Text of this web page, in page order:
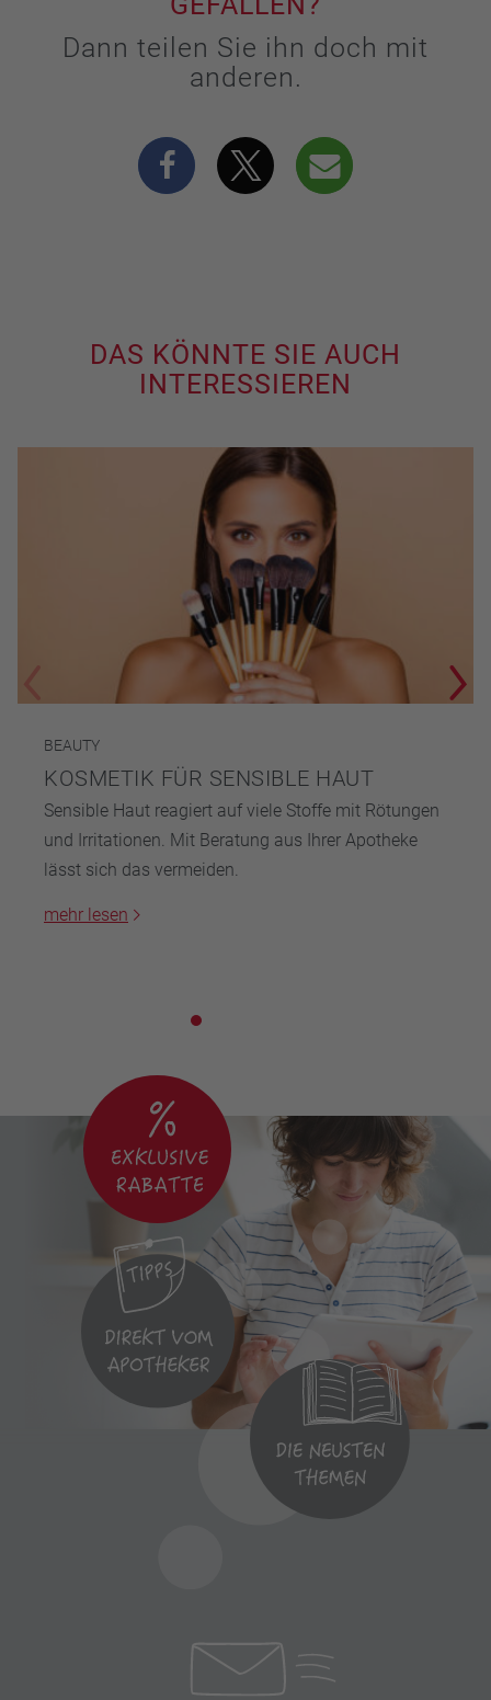
Dann teilen Sie ihn doch mit
anderen.
DAS KÖNNTE SIE AUCH
INTERESSIEREN
BEAUTY
KOSMETIK FÜR SENSIBLE HAUT
Sensible Haut reagiert auf viele Stoffe mit Rötungen
und Irritationen. Mit Beratung aus Ihrer Apotheke
lässt sich das vermeiden.
mehr lesen